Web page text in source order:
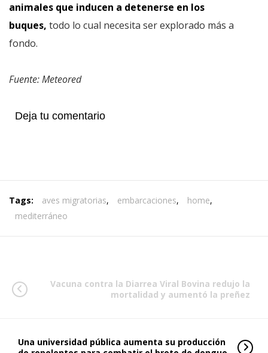
animales que inducen a detenerse en los
buques, todo lo cual necesita ser explorado más a
fondo.
Fuente: Meteored
Deja tu comentario
Tags: aves migratorias, embarcaciones, home,
mediterráneo
Vacuna contra la Diarrea Viral Bovina redujo la
mortalidad y aumentó la preñez
Una universidad pública aumenta su producción